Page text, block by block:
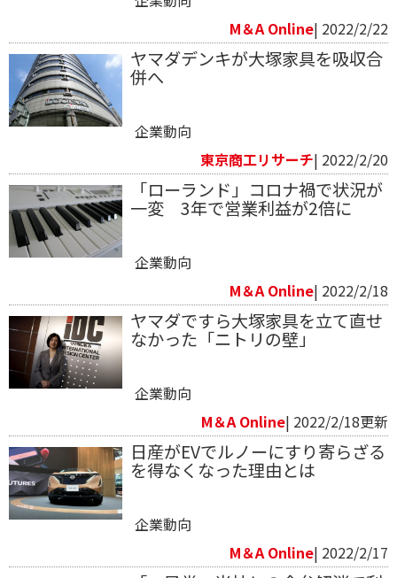
M＆A Online| 2022/2/22
ヤマダデンキが大塚家具を吸収合
併へ
企業動向
東京商工リサーチ| 2022/2/20
「ローランド」 コロナ禍で状況が
一変 3年で営業利益が2倍に
企業動向
M＆A Online| 2022/2/18
ヤマダですら大塚家具を立て直せ
なかった「ニトリの壁」
企業動向
M＆A Online| 2022/2/18更新
日産がEVでルノーにすり寄らざる
を得なくなった理由とは
企業動向
M＆A Online| 2022/2/17